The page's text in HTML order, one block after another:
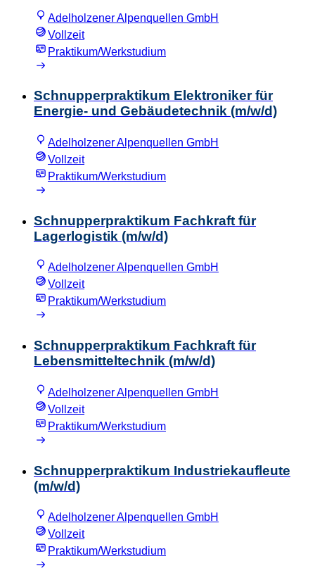
Adelholzener Alpenquellen GmbH
Vollzeit
Praktikum/Werkstudium
Schnupperpraktikum Elektroniker für
Energie- und Gebäudetechnik (m/w/d)
Adelholzener Alpenquellen GmbH
Vollzeit
Praktikum/Werkstudium
Schnupperpraktikum Fachkraft für
Lagerlogistik (m/w/d)
Adelholzener Alpenquellen GmbH
Vollzeit
Praktikum/Werkstudium
Schnupperpraktikum Fachkraft für
Lebensmitteltechnik (m/w/d)
Adelholzener Alpenquellen GmbH
Vollzeit
Praktikum/Werkstudium
Schnupperpraktikum Industriekaufleute
(m/w/d)
Adelholzener Alpenquellen GmbH
Vollzeit
Praktikum/Werkstudium